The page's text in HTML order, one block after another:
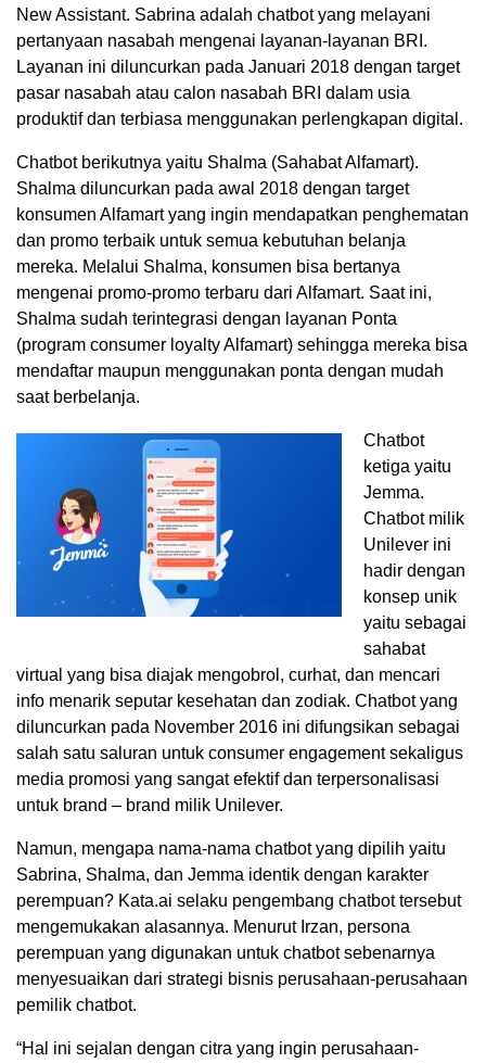
New Assistant. Sabrina adalah chatbot yang melayani
pertanyaan nasabah mengenai layanan-layanan BRI.
Layanan ini diluncurkan pada Januari 2018 dengan target
pasar nasabah atau calon nasabah BRI dalam usia
produktif dan terbiasa menggunakan perlengkapan digital.
Chatbot berikutnya yaitu Shalma (Sahabat Alfamart).
Shalma diluncurkan pada awal 2018 dengan target
konsumen Alfamart yang ingin mendapatkan penghematan
dan promo terbaik untuk semua kebutuhan belanja
mereka. Melalui Shalma, konsumen bisa bertanya
mengenai promo-promo terbaru dari Alfamart. Saat ini,
Shalma sudah terintegrasi dengan layanan Ponta
(program consumer loyalty Alfamart) sehingga mereka bisa
mendaftar maupun menggunakan ponta dengan mudah
saat berbelanja.
Chatbot
ketiga yaitu
Jemma.
Chatbot milik
Unilever ini
hadir dengan
konsep unik
yaitu sebagai
sahabat
virtual yang bisa diajak mengobrol, curhat, dan mencari
info menarik seputar kesehatan dan zodiak. Chatbot yang
diluncurkan pada November 2016 ini difungsikan sebagai
salah satu saluran untuk consumer engagement sekaligus
media promosi yang sangat efektif dan terpersonalisasi
untuk brand – brand milik Unilever.
Namun, mengapa nama-nama chatbot yang dipilih yaitu
Sabrina, Shalma, dan Jemma identik dengan karakter
perempuan? Kata.ai selaku pengembang chatbot tersebut
mengemukakan alasannya. Menurut Irzan, persona
perempuan yang digunakan untuk chatbot sebenarnya
menyesuaikan dari strategi bisnis perusahaan-perusahaan
pemilik chatbot.
“Hal ini sejalan dengan citra yang ingin perusahaan-